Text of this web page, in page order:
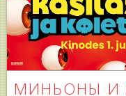
МИНЬОНЫ И